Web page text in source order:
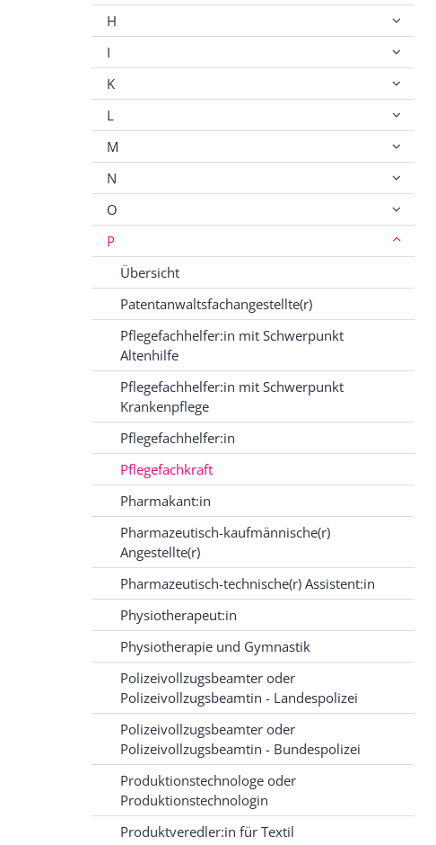
H
I
K
L
M
N
O
P
Übersicht
Patentanwaltsfachangestellte(r)
Pflegefachhelfer:in mit Schwerpunkt
Altenhilfe
Pflegefachhelfer:in mit Schwerpunkt
Krankenpflege
Pflegefachhelfer:in
Pflegefachkraft
Pharmakant:in
Pharmazeutisch-kaufmännische(r)
Angestellte(r)
Pharmazeutisch-technische(r) Assistent:in
Physiotherapeut:in
Physiotherapie und Gymnastik
Polizeivollzugsbeamter oder
Polizeivollzugsbeamtin - Landespolizei
Polizeivollzugsbeamter oder
Polizeivollzugsbeamtin - Bundespolizei
Produktionstechnologe oder
Produktionstechnologin
Produktveredler:in für Textil